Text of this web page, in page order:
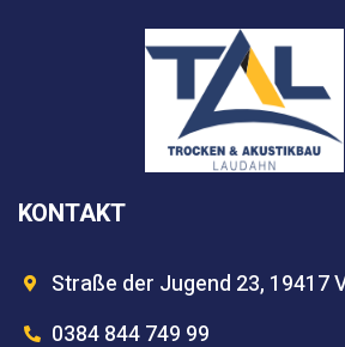
KONTAKT
Straße der Jugend 23, 19417
0384 844 749 99